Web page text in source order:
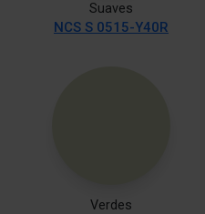
Suaves
NCS S 0515-Y40R
Verdes